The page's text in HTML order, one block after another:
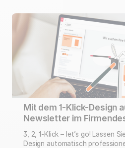
Mit dem 1-Klick-Design
Newsletter im
3, 2, 1-Klick – let’s go! Lassen
Design automatisch